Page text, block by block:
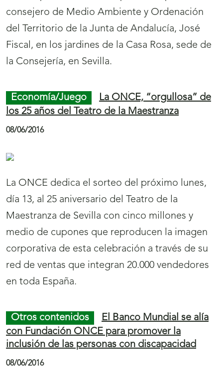
consejero de Medio Ambiente y Ordenación
del Territorio de la Junta de Andalucía, José
Fiscal, en los jardines de la Casa Rosa, sede de
la Consejería, en Sevilla.
Economía/Juego
La ONCE, “orgullosa” de
los 25 años del Teatro de la Maestranza
08/06/2016
La ONCE dedica el sorteo del próximo lunes,
día 13, al 25 aniversario del Teatro de la
Maestranza de Sevilla con cinco millones y
medio de cupones que reproducen la imagen
corporativa de esta celebración a través de su
red de ventas que integran 20.000 vendedores
en toda España.
Otros contenidos
El Banco Mundial se alía
con Fundación ONCE para promover la
inclusión de las personas con discapacidad
08/06/2016